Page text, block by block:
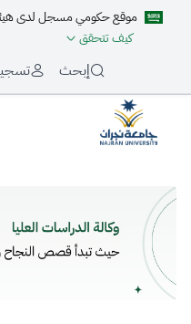
موقع حكومي مسجل لدى هيئة
كيف تتحقق
إبحث
الرئيسية